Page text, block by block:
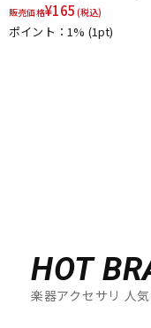
販売価格¥165 (税込)
ポイント：1% (1pt)
HOT
楽器アクセサリ 人